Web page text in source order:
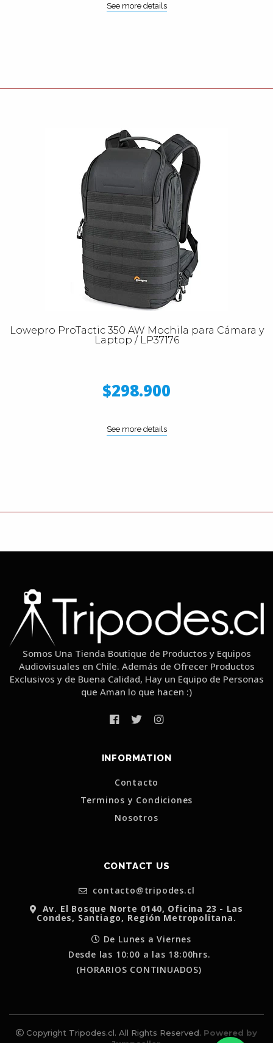
See more details
Lowepro ProTactic 350 AW Mochila para Cámara y
Laptop / LP37176
$298.900
See more details
Somos Una Tienda Boutique de Productos y Equipos
Audiovisuales en Chile. Además de Ofrecer Productos
Exclusivos y de Buena Calidad, Hay un Equipo de Personas
que Aman lo que hacen :)
INFORMATION
Contacto
Terminos y Condiciones
Nosotros
CONTACT US
contacto@tripodes.cl
Av. El Bosque Norte 0140, Oficina 23 - Las
Condes, Santiago, Región Metropolitana.
De Lunes a Viernes
Desde las 10:00 a las 18:00hrs.
(HORARIOS CONTINUADOS)
Copyright Tripodes.cl. All Rights Reserved. Powered by